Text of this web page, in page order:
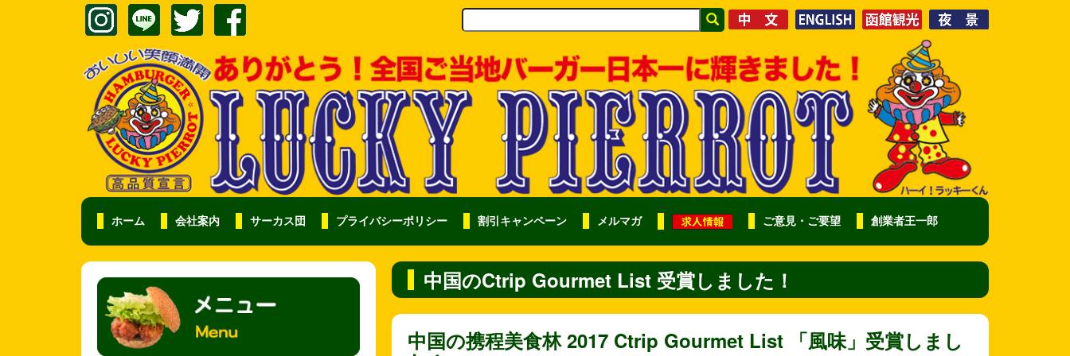
ホーム 会社案内 サーカス団 プライバシーポリシー 割引キャンペーン メルマガ ご意見・ご要望 創業者王一郎
中国のCtrip Gourmet List 受賞しました！
中国の携程美食林 2017 Ctrip Gourmet List 「風味」受賞しまし